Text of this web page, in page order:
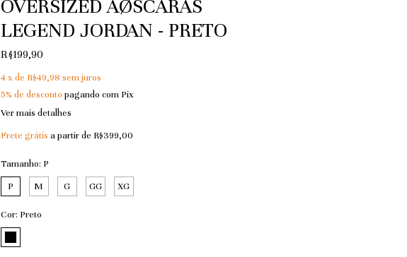
OVERSIZED AØSCARAS
LEGEND JORDAN - PRETO
R$199,90
4 x de R$49,98 sem juros
5% de desconto pagando com Pix
Ver mais detalhes
Frete grátis a partir de R$399,00
Tamanho: P
P
M G GG XG
Cor: Preto